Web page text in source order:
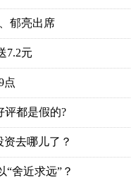
郁亮出席
7.2元
点
评都是假的?
去哪儿了？
“舍近求远”？